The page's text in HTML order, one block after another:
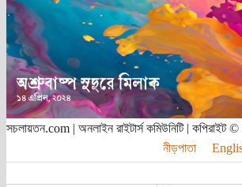
সচলায়তন.com | অনলাইন রাইটার্স কমিউনিটি | কপিরাইট
নীড়পাতা